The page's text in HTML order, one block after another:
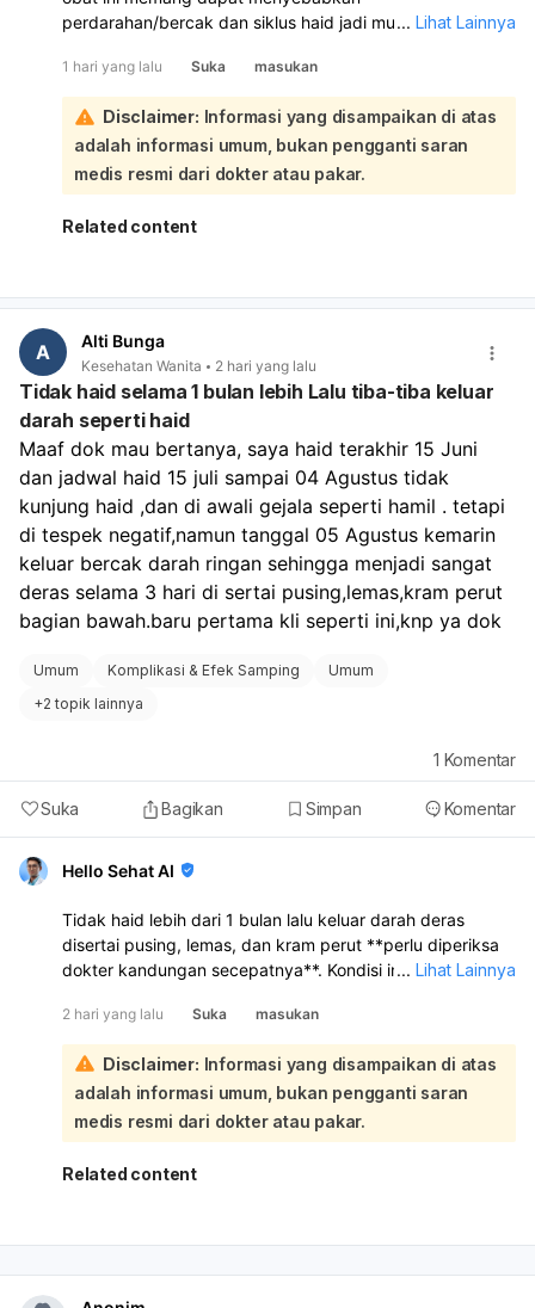
perdarahan/bercak dan siklus haid jadi mundur atau tidak
lagi tanggal 5 Juli, tetap ada kemungkinan hamil.
Sebaiknya lakukan tes kehamilan sekarang, terutama
kalau haid sudah terlambat. Kalau hasilnya negatif tapi
haid tetap belum datang, ulangi 1 minggu kemudian atau
periksakan ke dokter kandungan. Segera periksa juga
bila perdarahannya sangat banyak, nyeri hebat, atau ada
keputihan berbau/ gatal.
... Lihat Lainnya
1 hari yang lalu Suka masukan
Disclaimer: Informasi yang disampaikan di atas
adalah informasi umum, bukan pengganti saran
medis resmi dari dokter atau pakar.
Related content
A Alti Bunga
Kesehatan Wanita 2 hari yang lalu
Tidak haid selama 1 bulan lebih Lalu tiba-tiba keluar
darah seperti haid
Maaf dok mau bertanya, saya haid terakhir 15 Juni
dan jadwal haid 15 juli sampai 04 Agustus tidak
kunjung haid ,dan di awali gejala seperti hamil . tetapi
di tespek negatif,namun tanggal 05 Agustus kemarin
keluar bercak darah ringan sehingga menjadi sangat
deras selama 3 hari di sertai pusing,lemas,kram perut
bagian bawah.baru pertama kli seperti ini,knp ya dok
Umum Komplikasi & Efek Samping
Umum
+2 topik lainnya
Suka Bagikan Simpan Komentar
1 Komentar
Hello Sehat AI
Tidak haid lebih dari 1 bulan lalu keluar darah deras
disertai pusing, lemas, dan kram perut **perlu diperiksa
dokter kandungan secepatnya**. Kondisi ini bisa
kemudian keluar darah seperti haid, keguguran sangat
dini, atau masalah lain pada rahim/kehamilan**. Karena
tespek negatif, kehamilan belum bisa dipastikan, tetapi
**tetap perlu evaluasi** bila keluhan berlanjut atau
perdarahannya banyak:
Kalau darah keluar sangat banyak, misalnya1 pembalut
penuh dalam 1–2 jam
fisik, tes kehamilan ulang bila perlu, dan USG agar
... Lihat Lainnya
2 hari yang lalu Suka masukan
Disclaimer: Informasi yang disampaikan di atas
adalah informasi umum, bukan pengganti saran
medis resmi dari dokter atau pakar.
Related content